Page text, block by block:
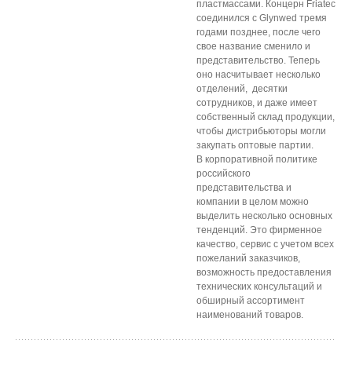
пластмассами. Концерн Friatec
соединился с Glynwed тремя
годами позднее, после чего
свое название сменило и
представительство. Теперь
оно насчитывает несколько
отделений, десятки
сотрудников, и даже имеет
собственный склад продукции,
чтобы дистрибьюторы могли
закупать оптовые партии.
В корпоративной политике
российского
представительства и
компании в целом можно
выделить несколько основных
тенденций. Это фирменное
качество, сервис с учетом всех
пожеланий заказчиков,
возможность предоставления
технических консультаций и
обширный ассортимент
наименований товаров.